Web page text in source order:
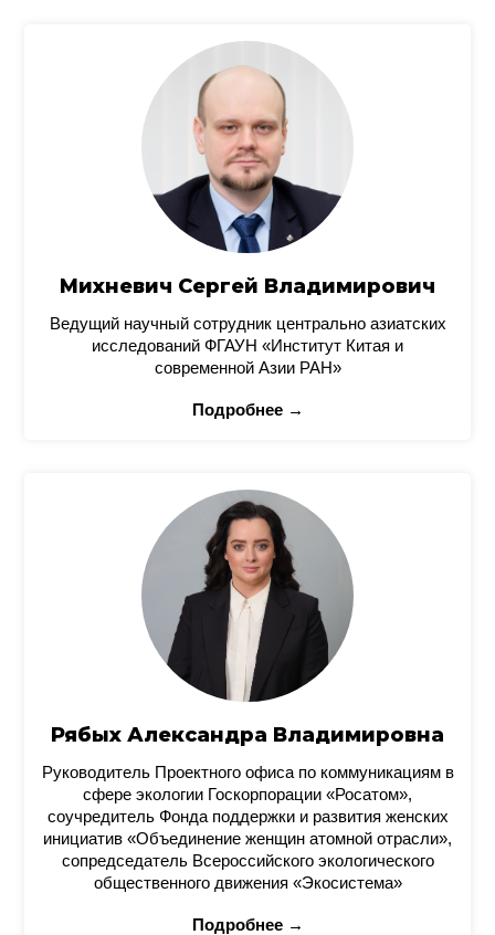
Михневич Сергей Владимирович
Ведущий научный сотрудник центрально азиатских
исследований ФГАУН «Институт Китая и
современной Азии РАН»
Подробнее →
Рябых Александра Владимировна
Руководитель Проектного офиса по коммуникациям в
сфере экологии Госкорпорации «Росатом»,
соучредитель Фонда поддержки и развития женских
инициатив «Объединение женщин атомной отрасли»,
сопредседатель Всероссийского экологического
общественного движения «Экосистема»
Подробнее →